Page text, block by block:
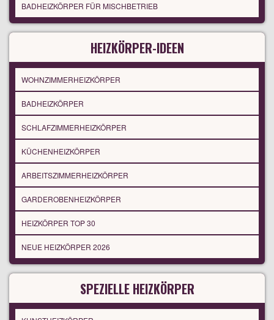
BADHEIZKÖRPER FÜR MISCHBETRIEB
HEIZKÖRPER-IDEEN
WOHNZIMMERHEIZKÖRPER
BADHEIZKÖRPER
SCHLAFZIMMERHEIZKÖRPER
KÜCHENHEIZKÖRPER
ARBEITSZIMMERHEIZKÖRPER
GARDEROBENHEIZKÖRPER
HEIZKÖRPER TOP 30
NEUE HEIZKÖRPER 2026
SPEZIELLE HEIZKÖRPER